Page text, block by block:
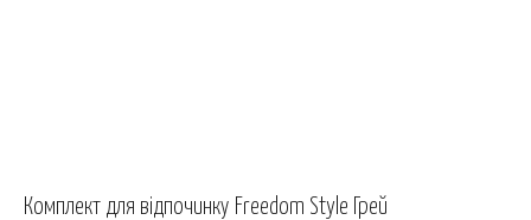
Комплект для відпочинку Freedom Style Грей